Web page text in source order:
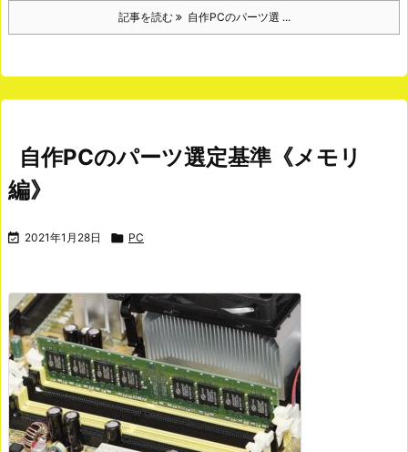
記事を読む 自作PCのパーツ選 ...
自作PCのパーツ選定基準《メモリ
編》
 2021年1月28日  PC